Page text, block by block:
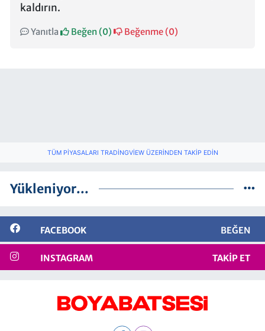
kaldırın.
Yanıtla Beğen (0) Beğenme (0)
TÜM PIYASALARI TRADINGVIEW ÜZERINDEN TAKIP EDIN
Yükleniyor...
FACEBOOK BEĞEN
INSTAGRAM TAKIP ET